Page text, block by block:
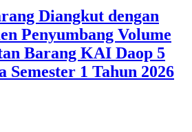
Diangkut dengan
Penyumbang Volume
Barang KAI Daop 5
Semester 1 Tahun 2026